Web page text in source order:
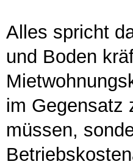
Alles spricht
und Boden
im Gegensatz
müssen,